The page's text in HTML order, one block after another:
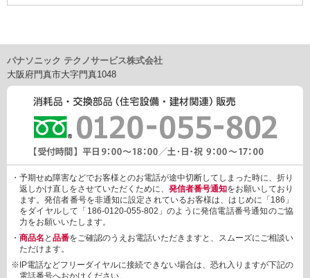
-W,FY-12E-T
パナソニック テクノサービス株式会社
大阪府門真市大字門真1048
・予期せぬ障害などでお客様とのお電話が途中切断してしまった時に、折り
返しかけ直しをさせていただくために、 発信者番号通知をお願いしており
ます。発信者番号を非通知に設定されているお客様は、はじめに「186」
をダイヤルして「186-0120-055-802」のように発信電話番号通知のご協
力をお願いいたします。
・ 商品名 と 品番をご確認のうえお電話いただきますと、スムーズにご相談い
ただけます。
※IP電話などフリーダイヤルに接続できない場合は、恐れ入りますが下記の
電話番号へおかけください。